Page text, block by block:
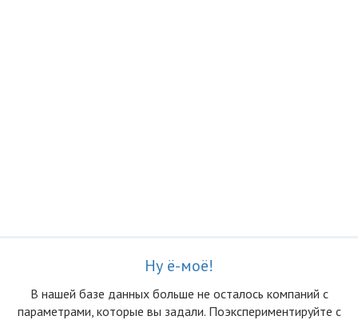
Ну ё-моё!
В нашей базе данных больше не осталоcь компаний с
параметрами, которые вы задали. Поэкспериментируйте с